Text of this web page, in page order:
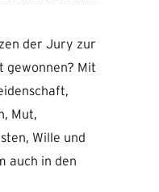
der Jury zur
gewonnen? Mit
Mut,
Wille und
auch in den